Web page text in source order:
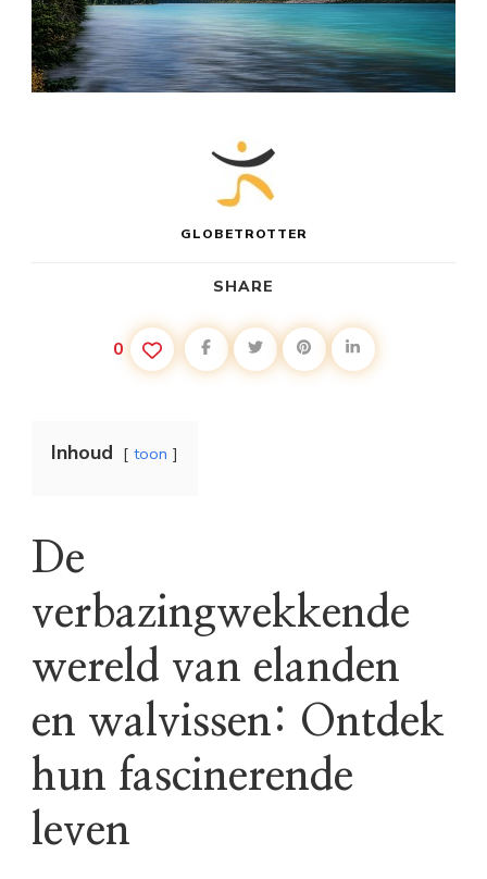
GLOBETROTTER
SHARE
0
Inhoud toon
De
verbazingwekkende
wereld van elanden
en walvissen: Ontdek
hun fascinerende
leven